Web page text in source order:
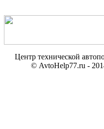
Центр технической
© AvtoHelp77.ru -